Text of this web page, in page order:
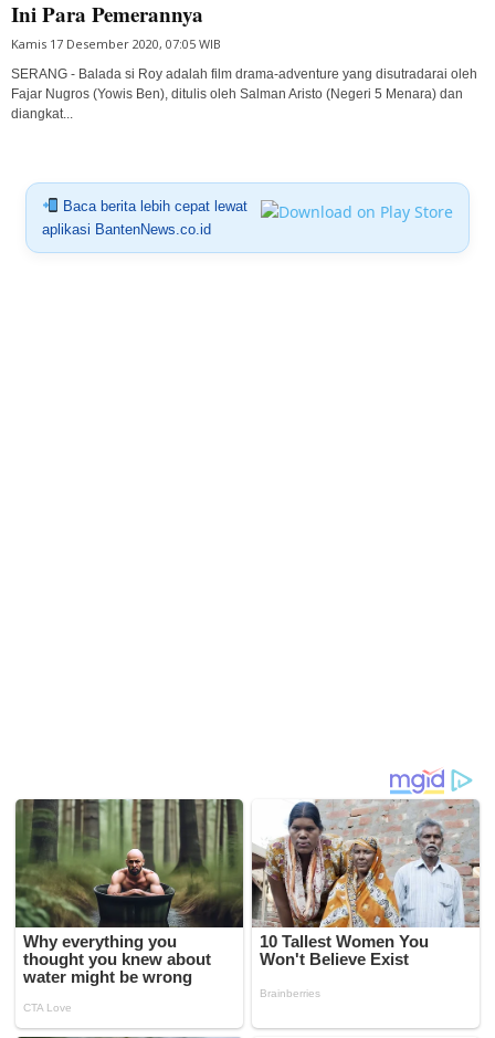
Ini Para Pemerannya
Kamis 17 Desember 2020, 07:05 WIB
SERANG - Balada si Roy adalah film drama-adventure yang disutradarai oleh
Fajar Nugros (Yowis Ben), ditulis oleh Salman Aristo (Negeri 5 Menara) dan
diangkat...
Baca berita lebih cepat lewat
aplikasi BantenNews.co.id